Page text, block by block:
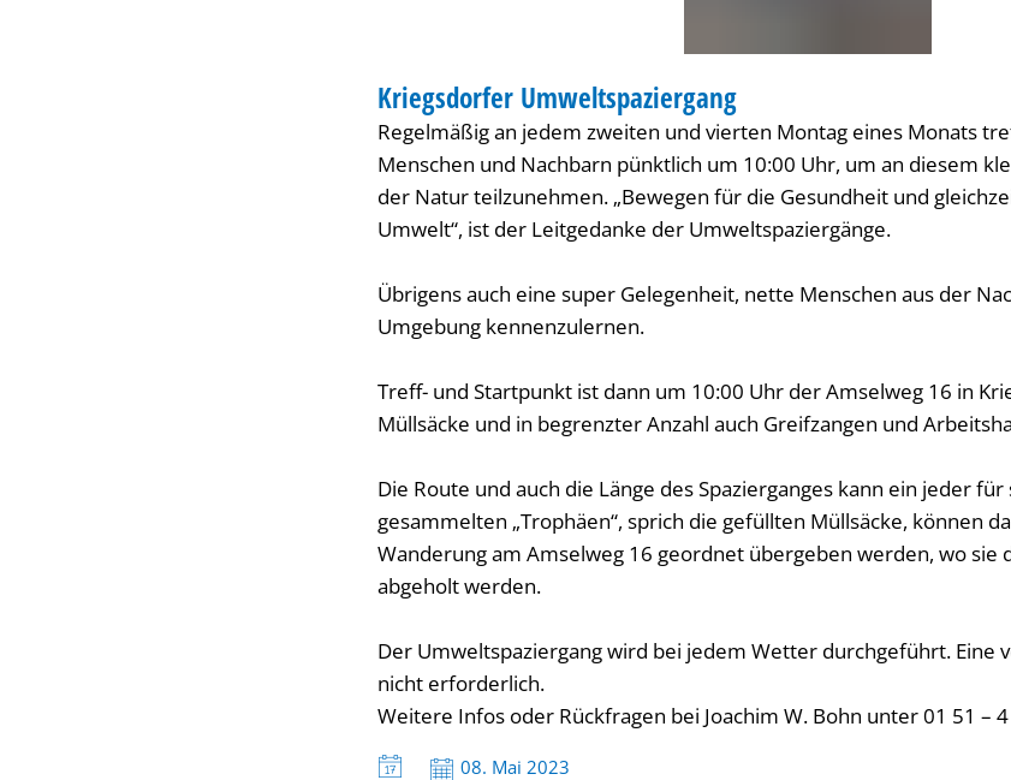
KATEGORIE: UMWELT
Kriegsdorfer Umweltspaziergang
Regelmäßig an jedem zweiten und vierten Montag eines Monats
Menschen und Nachbarn pünktlich um 10:00 Uhr, um an diesem
der Natur teilzunehmen. „Bewegen für die Gesundheit und
Umwelt“, ist der Leitgedanke der Umweltspaziergänge.
Übrigens auch eine super Gelegenheit, nette Menschen aus der
Umgebung kennenzulernen.
Treff- und Startpunkt ist dann um 10:00 Uhr der Amselweg 16 in
Müllsäcke und in begrenzter Anzahl auch Greifzangen und
Die Route und auch die Länge des Spazierganges kann ein jeder
gesammelten „Trophäen“, sprich die gefüllten Müllsäcke, können
Wanderung am Amselweg 16 geordnet übergeben werden, wo sie
abgeholt werden.
Der Umweltspaziergang wird bei jedem Wetter durchgeführt. Eine
nicht erforderlich.
Weitere Infos oder Rückfragen bei Joachim W. Bohn unter 01 51 –
Datum:
08. Mai 2023